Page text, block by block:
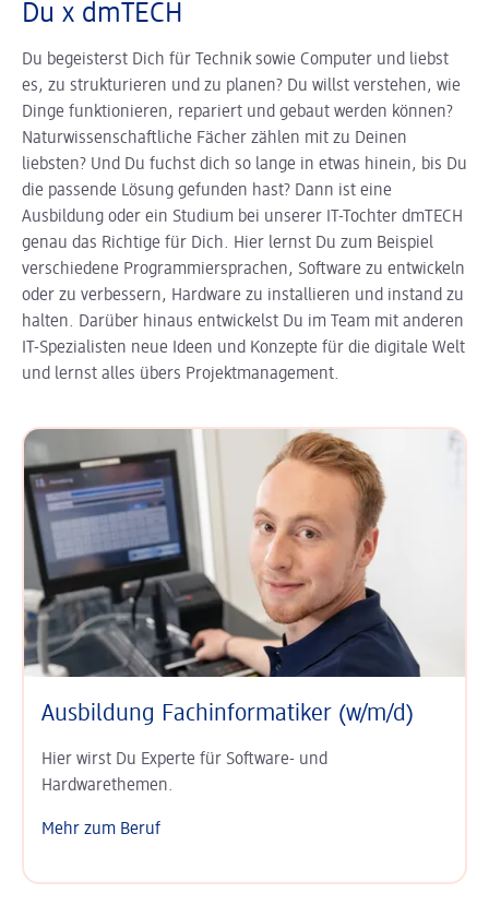
Du x dmTECH
Du begeisterst Dich für Technik sowie Computer und liebst
es, zu strukturieren und zu planen? Du willst verstehen, wie
Dinge funktionieren, repariert und gebaut werden können?
Natur­wissen­schaft­liche Fächer zählen mit zu Deinen
liebsten? Und Du fuchst dich so lange in etwas hinein, bis Du
die passende Lösung gefunden hast? Dann ist eine
Ausbildung oder ein Studium bei unserer IT-Tochter dmTECH
genau das Richtige für Dich. Hier lernst Du zum Beispiel
verschiedene Program­mier­spra­chen, Software zu entwickeln
oder zu verbessern, Hardware zu installieren und instand zu
halten. Darüber hinaus entwickelst Du im Team mit anderen
IT-Spezialisten neue Ideen und Konzepte für die digitale Welt
und lernst alles übers Projektmanagement.
Ausbildung Fach­informatiker (w/m/d)
Hier wirst Du Experte für Software- und
Hardwarethemen.
Mehr zum Beruf